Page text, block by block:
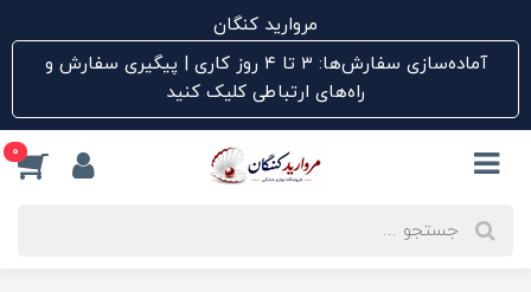
مروارید کنگان
آماده‌سازی سفارش‌ها: ۳ تا ۴ روز کاری | پیگیری سفارش و
راه‌های ارتباطی کلیک کنید
0